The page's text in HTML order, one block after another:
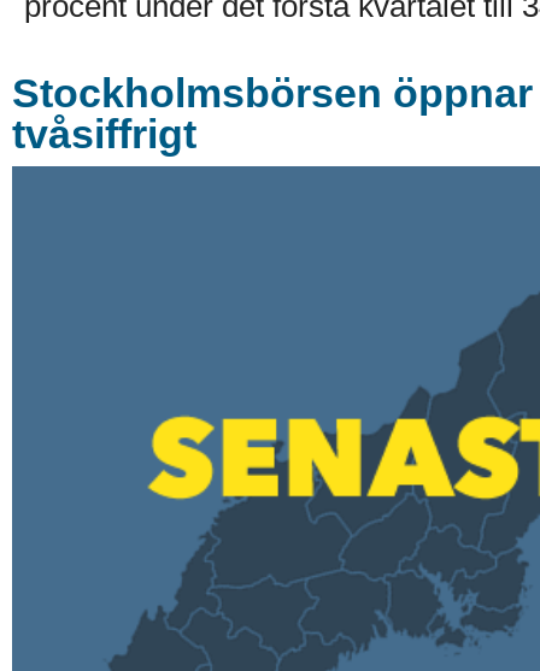
Stockholmsbörsen
tvåsiffrigt